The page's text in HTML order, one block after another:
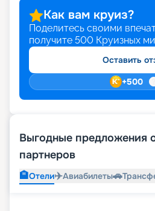
Как вам круиз?
Поделитесь своими
получите 500 Круизных
Оставить
+500
Выгодные предложения
партнеров
🏨Отели✈️Авиабилеты🚗